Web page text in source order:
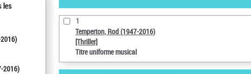
les
2016)
1
Temperton, Rod (1947-2016)
[Thriller]
Titre uniforme musical